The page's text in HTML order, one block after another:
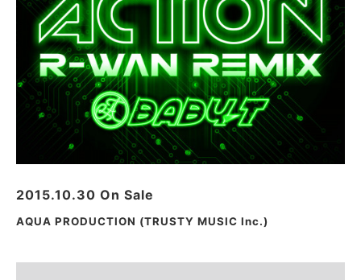
2015.10.30 On Sale
AQUA PRODUCTION (TRUSTY MUSIC Inc.)